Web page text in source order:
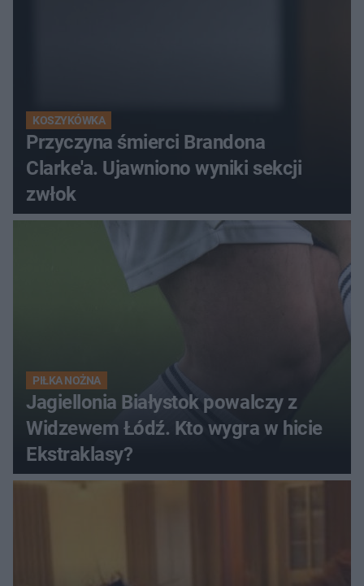
KOSZYKÓWKA
Przyczyna śmierci Brandona
Clarke'a. Ujawniono wyniki sekcji
zwłok
PIŁKA NOŻNA
Jagiellonia Białystok powalczy z
Widzewem Łódź. Kto wygra w hicie
Ekstraklasy?